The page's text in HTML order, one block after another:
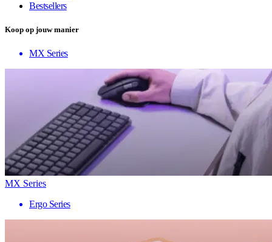
Bestsellers
Koop op jouw manier
MX Series
MX Series
Ergo Series